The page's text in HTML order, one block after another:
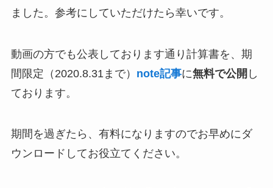
ました。参考にしていただけたら幸いです。
動画の方でも公表しております通り計算書を、 期
間限定（2020.8.31まで） note記事に無料で公開 し
ております。
期間を過ぎたら、有料になりますのでお早めにダ
ウンロードしてお役立てください。